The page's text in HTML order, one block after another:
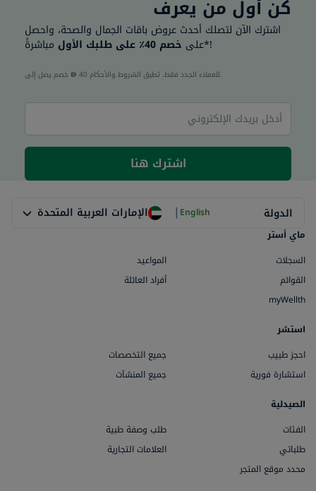
كن أول من يعرف
اشترك الآن لتصلك أحدث عروض باقات الجمال والصحة، واحصل
على خصم 40٪ على طلبك الأول مباشرةً*!
40 للعملاء الجدد فقط. تطبق الشروط والأحكام.
اشترك هنا
الدولة الإمارات العربية المتحدة | English
ماي أستر
السجلات
المواعيد
القوائم
أفراد العائلة
myWellth
استشر
احجز طبيب
جميع التخصصات
استشارة فورية
جميع المنشآت
الصيدلية
الفئات
طلب وصفة طبية
طلباتي
العلامات التجارية
محدد موقع المتجر